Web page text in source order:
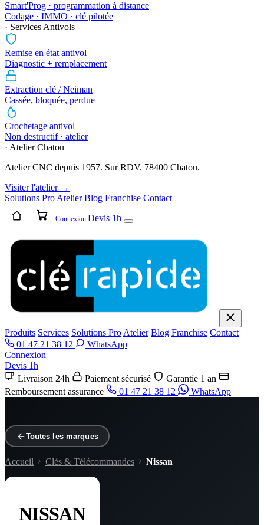
Smart'Prog · programmation à distance
Codage · IMMO · clé pilotée
· Services Antivols
Remise en état antivol
Diagnostic + remplacement
Extraction clé / Neiman
Cassée, bloquée, perdue
Crochetage antivol
Non destructif · atelier
· Atelier Chatou
Atelier CNC depuis 1957. Sur RDV. 78400 Chatou.
Visiter l'atelier →
Solutions Pro Atelier Blog Franchise Contact
Connexion Devis 1h
Produits Services Solutions Pro Atelier Blog Franchise Contact
01 47 21 38 12
WhatsApp
Connexion
Devis 1h
Livraison 24h
Paiement sécurisé
Garantie 1 an
Remboursement assurance
01 47 21 38 12 WhatsApp
Toutes les marques
Accueil Clés & Télécommandes Nissan
NISSAN